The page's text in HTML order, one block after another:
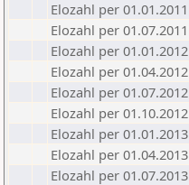
Elozahl per 01.01.2011
Elozahl per 01.07.2011
Elozahl per 01.01.2012
Elozahl per 01.04.2012
Elozahl per 01.07.2012
Elozahl per 01.10.2012
Elozahl per 01.01.2013
Elozahl per 01.04.2013
Elozahl per 01.07.2013